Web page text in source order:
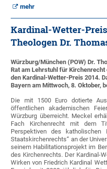
mehr
Kardinal-Wetter-
Theologen Dr.
Würzburg/München (POW) Dr.
Rat am Lehrstuhl für
den Kardinal-Wetter-Preis 2014.
Bayern am Mittwoch, 8. Oktober,
Die mit 1500 Euro dotierte
öffentlichen akademischen
Würzburg überreicht. Meckel
Fach Kirchenrecht mit dem
Perspektiven des katholischen
Staatskirchenrechts“ an der
seinem Habilitationsprojekt im
des Kirchenrechts. Der Kardinal-
Wirken von Friedrich Kardinal